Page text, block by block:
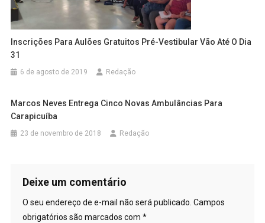
Inscrições Para Aulões Gratuitos Pré-Vestibular Vão Até O Dia
31
6 de agosto de 2019 Redação
Marcos Neves Entrega Cinco Novas Ambulâncias Para
Carapicuíba
23 de novembro de 2018 Redação
Deixe um comentário
O seu endereço de e-mail não será publicado. Campos
obrigatórios são marcados com *